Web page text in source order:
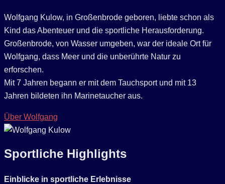
Wolfgang Kulow, in Großenbrode geboren, liebte schon als
Kind das Abenteuer und die sportliche Herausforderung.
Großenbrode, von Wasser umgeben, war der ideale Ort für
Wolfgang, dass Meer und die unberührte Natur zu
erforschen.
Mit 7 Jahren begann er mit dem Tauchsport und mit 13
Jahren bildeten ihn Marinetaucher aus.
Über Wolfgang
Sportliche Highlights
Einblicke in sportliche Erlebnisse